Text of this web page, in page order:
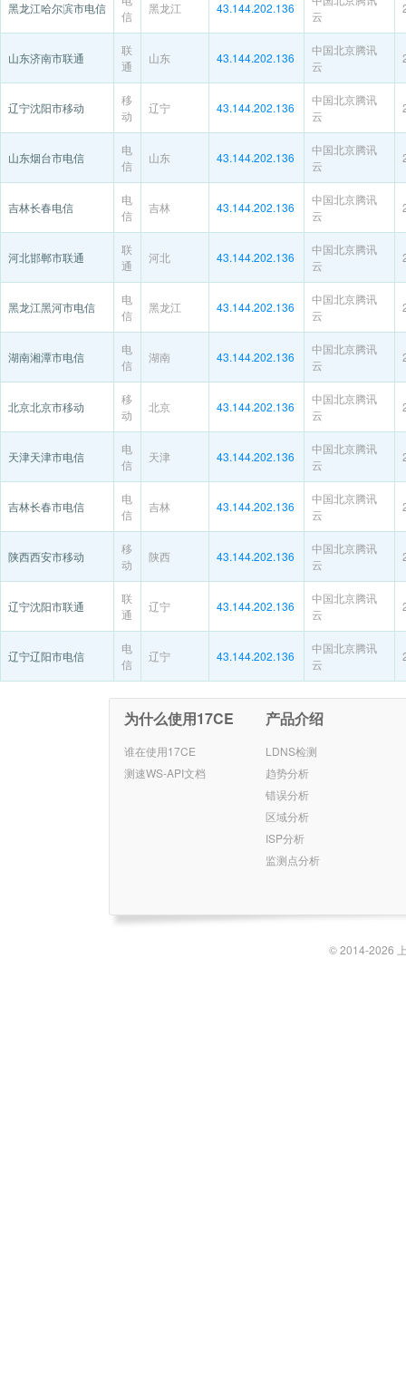
黑龙江哈尔滨市电信
信
黑龙江 43.144.202.136
云
山东济南市联通
联
通
山东 43.144.202.136
中国北京腾讯
云
辽宁沈阳市移动
移
动
辽宁 43.144.202.136
中国北京腾讯
云
山东烟台市电信
电
信
山东 43.144.202.136
中国北京腾讯
云
吉林长春电信
电
信
吉林 43.144.202.136
中国北京腾讯
云
河北邯郸市联通
联
通
河北 43.144.202.136
中国北京腾讯
云
黑龙江黑河市电信
电
信
黑龙江 43.144.202.136
中国北京腾讯
云
湖南湘潭市电信
电
信
湖南 43.144.202.136
中国北京腾讯
云
北京北京市移动
移
动
北京 43.144.202.136
中国北京腾讯
云
天津天津市电信
电
信
天津 43.144.202.136
中国北京腾讯
云
吉林长春市电信
电
信
吉林 43.144.202.136
中国北京腾讯
云
陕西西安市移动
移
动
陕西 43.144.202.136
中国北京腾讯
云
辽宁沈阳市联通
联
通
辽宁 43.144.202.136
中国北京腾讯
云
辽宁辽阳市电信
电
信
辽宁 43.144.202.136
中国北京腾讯
云
为什么使用17CE
谁在使用17CE
测速WS-API文档
产品介绍
LDNS检测
趋势分析
错误分析
区域分析
ISP分析
监测点分析
© 2014-2026